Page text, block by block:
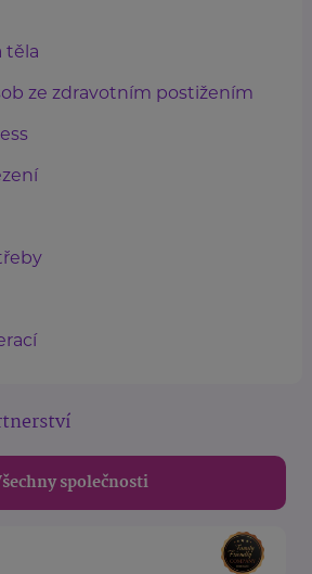
těla
ze zdravotním postižením
společnosti